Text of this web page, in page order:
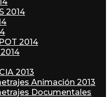
2014
2014
2013
Animación 2013
Documentales